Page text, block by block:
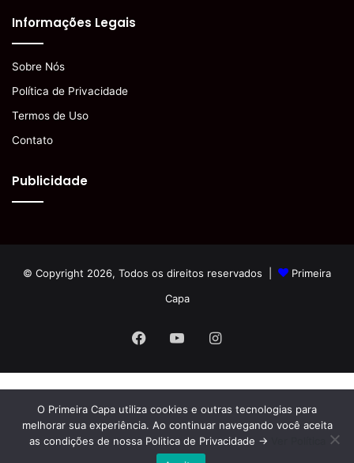
Informações Legais
Sobre Nós
Política de Privacidade
Termos de Uso
Contato
Publicidade
© Copyright 2026, Todos os direitos reservados |
Primeira
Capa
Facebook
YouTubeInstagram
O Primeira Capa utiliza cookies e outras tecnologias para
melhorar sua experiência. Ao continuar navegando você aceita
as condições de nossa Politica de Privacidade ->